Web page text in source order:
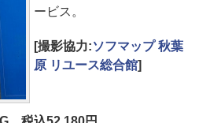
ービス。
[撮影協力:ソフマップ 秋葉
原 リユース総合館]